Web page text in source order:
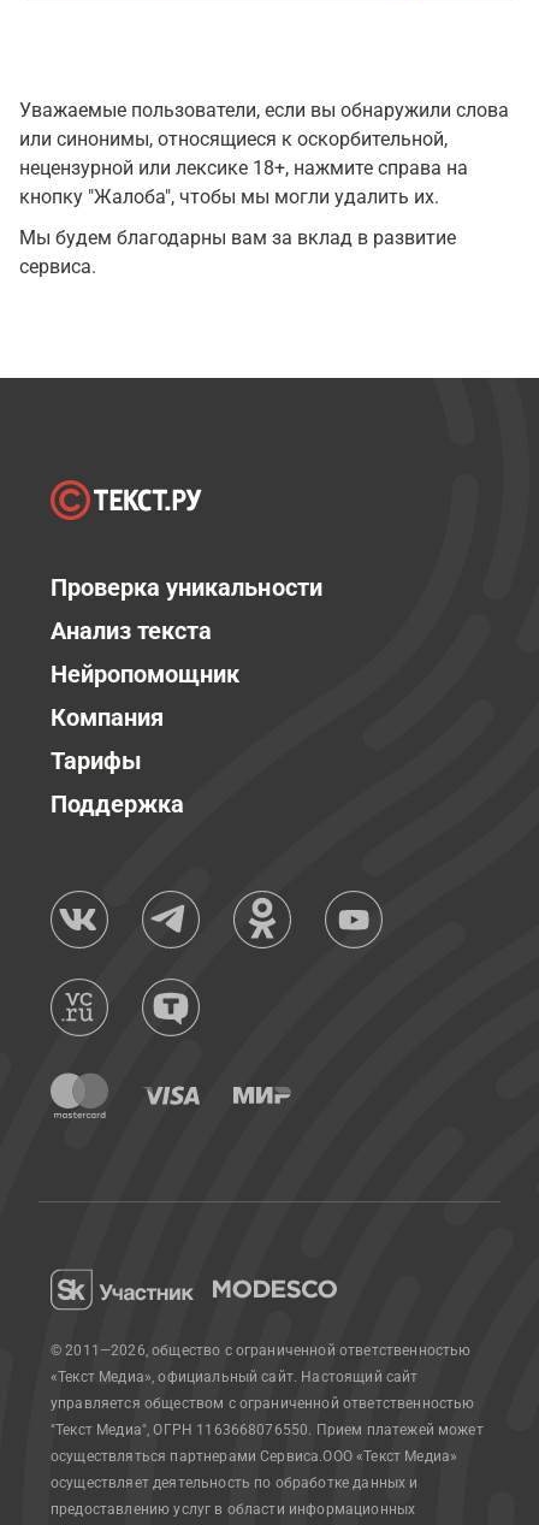
Уважаемые пользователи, если вы обнаружили слова
или синонимы, относящиеся к оскорбительной,
нецензурной или лексике 18+, нажмите справа на
кнопку "Жалоба", чтобы мы могли удалить их.
Мы будем благодарны вам за вклад в развитие
сервиса.
Проверка уникальности
Анализ текста
Нейропомощник
Компания
Тарифы
Поддержка
© 2011—2026, общество с ограниченной ответственностью
«Текст Медиа», официальный сайт. Настоящий сайт
управляется обществом с ограниченной ответственностью
"Текст Медиа", ОГРН 1163668076550. Прием платежей может
осуществляться партнерами Сервиса.ООО «Текст Медиа»
осуществляет деятельность по обработке данных и
предоставлению услуг в области информационных